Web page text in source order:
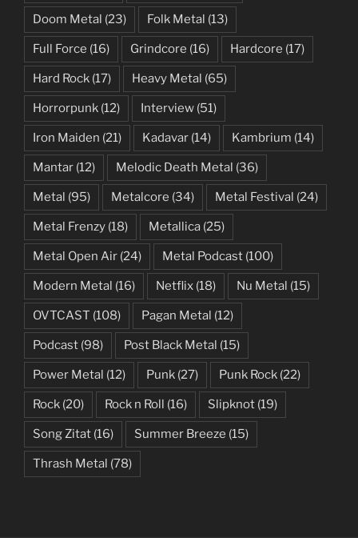
Doom Metal (23) Folk Metal (13)
Full Force (16) Grindcore (16) Hardcore (17)
Hard Rock (17) Heavy Metal (65)
Horrorpunk (12) Interview (51)
Iron Maiden (21) Kadavar (14) Kambrium (14)
Mantar (12) Melodic Death Metal (36)
Metal (95) Metalcore (34) Metal Festival (24)
Metal Frenzy (18) Metallica (25)
Metal Open Air (24) Metal Podcast (100)
Modern Metal (16) Netflix (18) Nu Metal (15)
OVTCAST (108) Pagan Metal (12)
Podcast (98) Post Black Metal (15)
Power Metal (12) Punk (27) Punk Rock (22)
Rock (20) Rock n Roll (16) Slipknot (19)
Song Zitat (16) Summer Breeze (15)
Thrash Metal (78)